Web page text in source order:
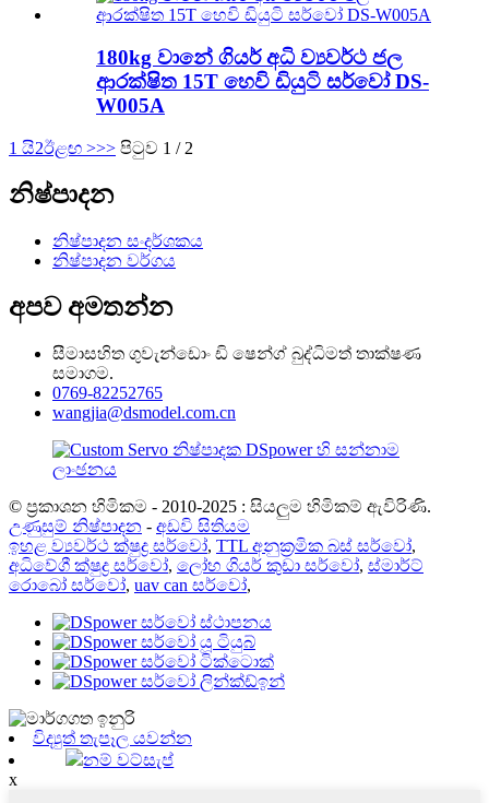
180kg වානේ ගියර් අධි ව්‍යවර්ථ ජල
ආරක්ෂිත 15T හෙවි ඩියුටි සර්වෝ DS-
W005A
1 යි2ඊළඟ >>> පිටුව 1 / 2
නිෂ්පාදන
නිෂ්පාදන සංදර්ශකය
නිෂ්පාදන වර්ගය
අපව අමතන්න
සීමාසහිත ගුවැන්ඩොං ඩි ෂෙන්ග් බුද්ධිමත් තාක්ෂණ
සමාගම.
0769-82252765
wangjia@dsmodel.com.cn
© ප්‍රකාශන හිමිකම - 2010-2025 : සියලුම හිමිකම් ඇවිරිණි.
උණුසුම් නිෂ්පාදන - අඩවි සිතියම
ඉහළ ව්‍යවර්ථ ක්ෂුද්‍ර සර්වෝ, TTL අනුක්‍රමික බස් සර්වෝ,
අධිවේගී ක්ෂුද්‍ර සර්වෝ, ලෝහ ගියර් කුඩා සර්වෝ, ස්මාර්ට්
රොබෝ සර්වෝ, uav can සර්වෝ,
විද්‍යුත් තැපෑල යවන්න
නම් වට්සැප්
x